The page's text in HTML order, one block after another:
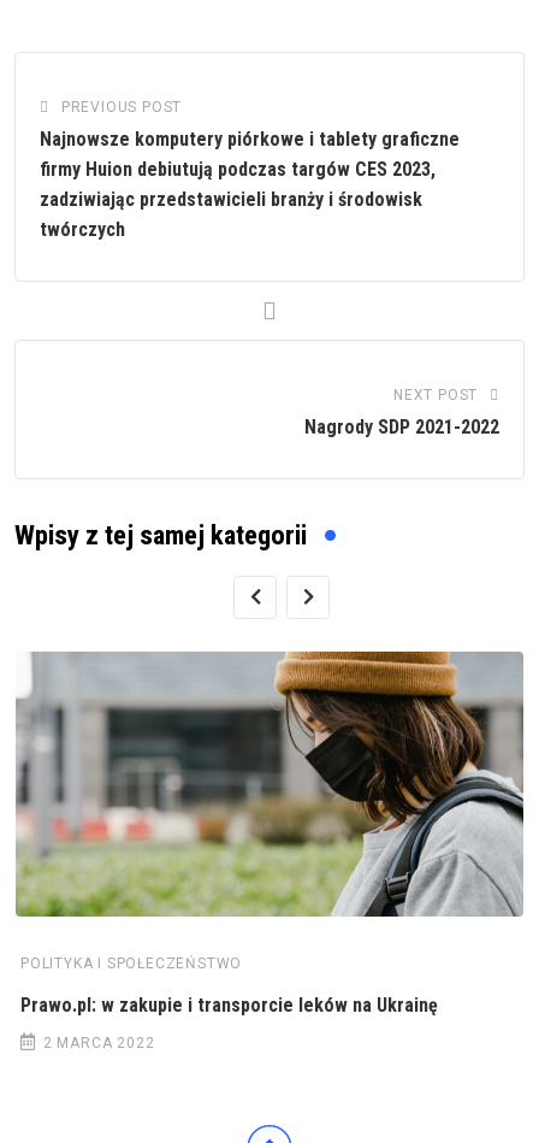
PREVIOUS POST
Najnowsze komputery piórkowe i tablety graficzne
firmy Huion debiutują podczas targów CES 2023,
zadziwiając przedstawicieli branży i środowisk
twórczych
NEXT POST
Nagrody SDP 2021-2022
Wpisy z tej samej kategorii
POLITYKA I SPOŁECZEŃSTWO
Prawo.pl: w zakupie i transporcie leków na Ukrainę
2 MARCA 2022